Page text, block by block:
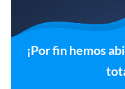
¡Por fin hemos